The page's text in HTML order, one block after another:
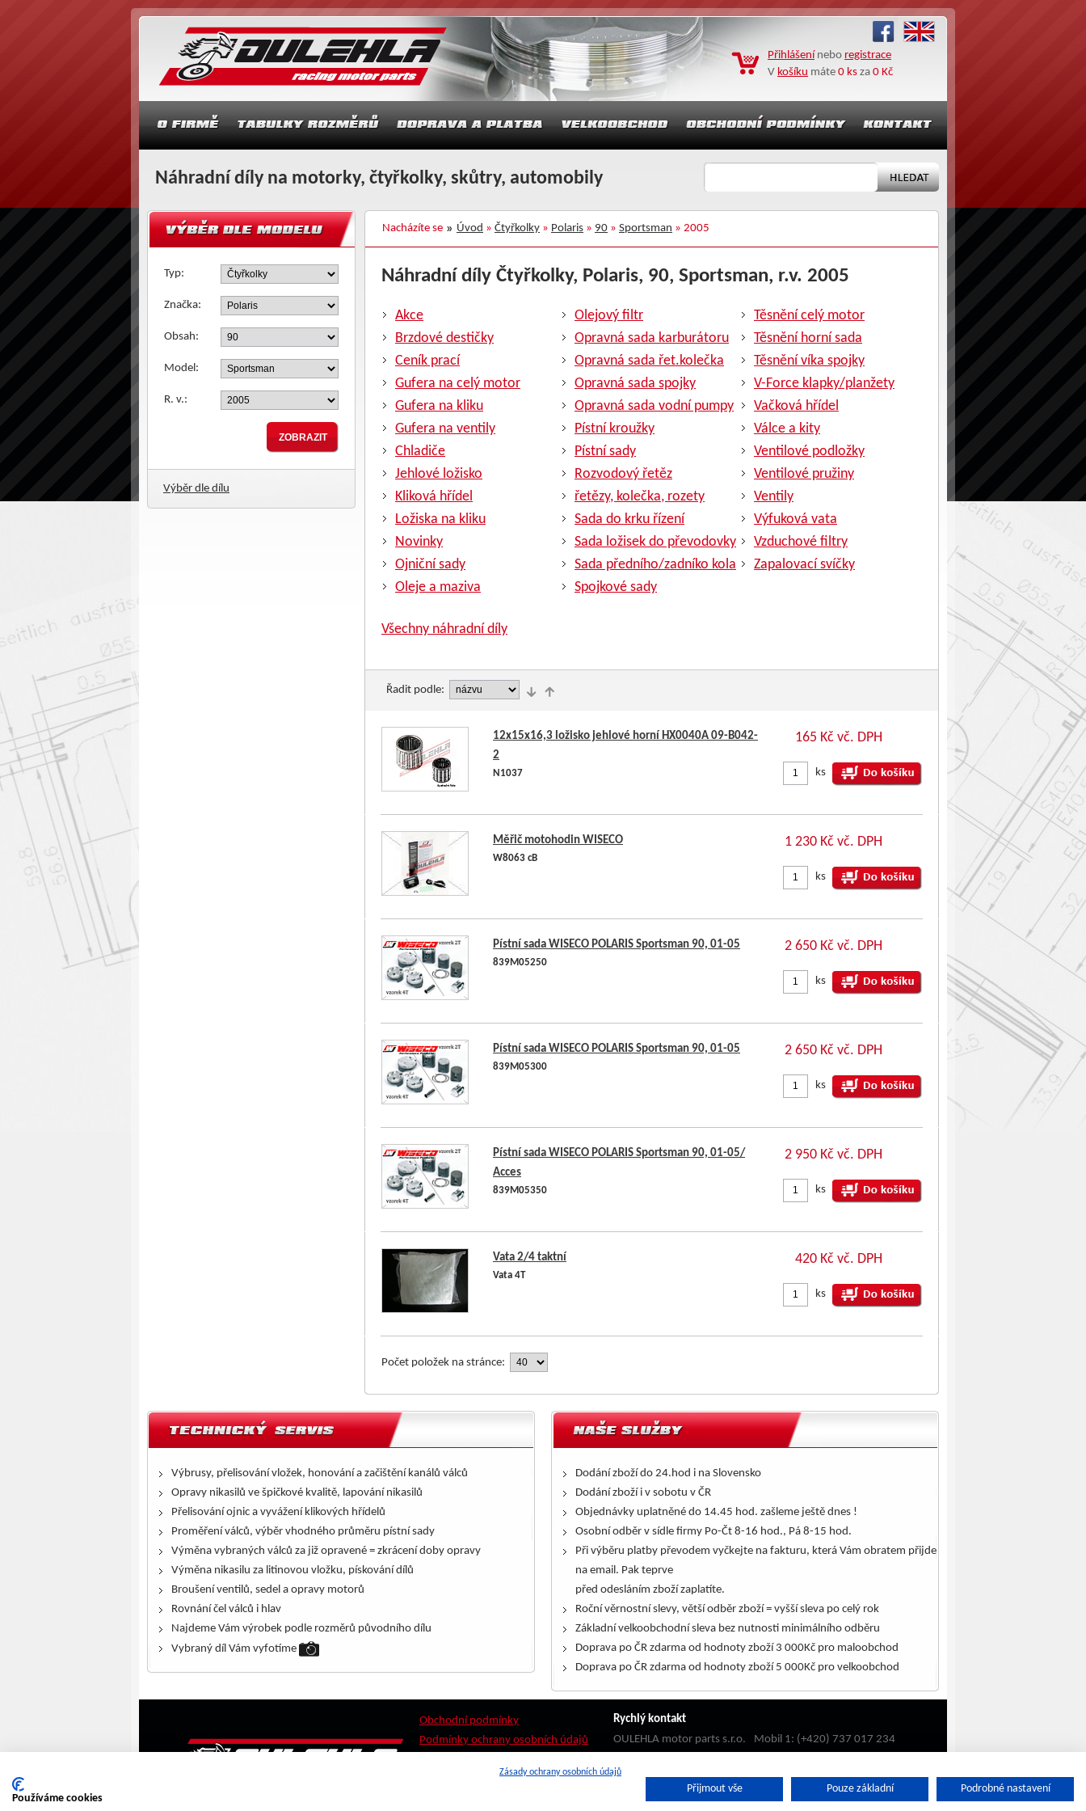
Přihlášení nebo registrace
V košíku máte 0 ks za 0 Kč
Náhradní díly na motorky, čtyřkolky, skůtry, automobily
Nacházíte se Úvod » Čtyřkolky » Polaris » 90 » Sportsman » 2005
Typ:
Značka:
Obsah:
Model:
R. v.:
Výběr dle dílu
Náhradní díly Čtyřkolky, Polaris, 90, Sportsman, r.v. 2005
Akce Olejový filtr
Těsnění celý motor
Brzdové destičky
Opravná sada karburátoru
Těsnění horní sada
Ceník prací
Opravná sada řet.kolečka
Těsnění víka spojky
Gufera na celý motor
Opravná sada spojky
V-Force klapky/planžety
Gufera na kliku
Opravná sada vodní pumpy
Vačková hřídel
Gufera na ventily
Pístní kroužky
Válce a kity
Chladiče
Pístní sady
Ventilové podložky
Jehlové ložisko
Rozvodový řetěz
Ventilové pružiny
Kliková hřídel
řetězy, kolečka, rozety
Ventily
Ložiska na kliku
Sada do krku řízení
Výfuková vata
Novinky
Sada ložisek do převodovky
Vzduchové filtry
Ojniční sady
Sada předního/zadníko kola
Zapalovací svíčky
Oleje a maziva
Spojkové sady
Všechny náhradní díly
Řadit podle:
12x15x16,3 ložisko jehlové horní HX0040A 09-B042-
2
N1037
165 Kč vč. DPH
ks
Měřič motohodin WISECO
W8063 cB
1 230 Kč vč. DPH
ks
Pístní sada WISECO POLARIS Sportsman 90, 01-05
839M05250
2 650 Kč vč. DPH
ks
Pístní sada WISECO POLARIS Sportsman 90, 01-05
839M05300
2 650 Kč vč. DPH
ks
Pístní sada WISECO POLARIS Sportsman 90, 01-05/
Acces
839M05350
2 950 Kč vč. DPH
ks
Vata 2/4 taktní
Vata 4T
420 Kč vč. DPH
ks
Počet položek na stránce:
Výbrusy, přelisování vložek, honování a začištění kanálů válců
Opravy nikasilů ve špičkové kvalitě, lapování nikasilů
Přelisování ojnic a vyvážení klikových hřídelů
Proměření válců, výběr vhodného průměru pístní sady
Výměna vybraných válců za již opravené = zkrácení doby opravy
Výměna nikasilu za litinovou vložku, pískování dílů
Broušení ventilů, sedel a opravy motorů
Rovnání čel válců i hlav
Najdeme Vám výrobek podle rozměrů původního dílu
Vybraný díl Vám vyfotíme
Dodání zboží do 24.hod i na Slovensko
Dodání zboží i v sobotu v ČR
Objednávky uplatněné do 14.45 hod. zašleme ještě dnes !
Osobní odběr v sídle firmy Po-Čt 8-16 hod., Pá 8-15 hod.
Při výběru platby převodem vyčkejte na fakturu, která Vám obratem přijde
na email. Pak teprve
před odesláním zboží zaplatíte.
Roční věrnostní slevy, větší odběr zboží = vyšší sleva po celý rok
Základní velkoobchodní sleva bez nutnosti minimálního odběru
Doprava po ČR zdarma od hodnoty zboží 3 000Kč pro maloobchod
Doprava po ČR zdarma od hodnoty zboží 5 000Kč pro velkoobchod
Rychlý kontakt
OULEHLA motor parts s.r.o.
Mobil 1: (+420) 737 017 234
783 13 Štěpánov
Email:
oulehla@oulehla.cz
Sledovat zásilkuPPL Najdete nás i na Facebooku
Obchodní podmínky
Podmínky ochrany osobních údajů
Zásady ochrany osobních údajů
Používáme cookies
Přijmout vše Pouze základní Podrobné nastavení